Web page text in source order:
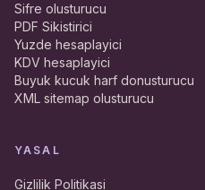
Sifre olusturucu
PDF Sikistirici
Yuzde hesaplayici
KDV hesaplayici
Buyuk kucuk harf donusturucu
XML sitemap olusturucu
YASAL
Gizlilik Politikasi